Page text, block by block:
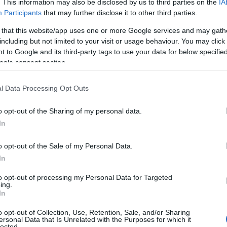
This information may also be disclosed by us to third parties on the
Participants that may further disclose it to other third parties.
that this website/app uses one or more Google services and may
but not limited to your visit or usage behaviour. You may
to Google and its third-party tags to use your data for below
consent section.
Data Processing Opt Outs
opt-out of the Sharing of my personal data.
opt-out of the Sale of my Personal Data.
opt-out of processing my Personal Data for Targeted
opt-out of Collection, Use, Retention, Sale, and/or Sharing
Data that Is Unrelated with the Purposes for which it
Ηλίας Μπόγδανοςο οποίος
μέρες μετά τον τελικό τουSurvivor
από τον προσωπικό του λογαριασμό
καθησύχασε τους ακολούθους του,
και περνάει τη νόσο με ελαφριά